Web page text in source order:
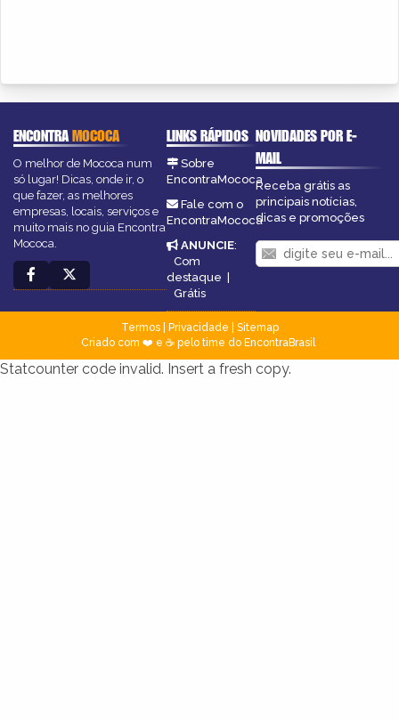
ENCONTRAMOCOCA
O melhor de Mococa num
só lugar! Dicas, onde ir, o
que fazer, as melhores
empresas, locais, serviços e
muito mais no guia Encontra
Mococa.
LINKS RÁPIDOS
Sobre
EncontraMococa
Fale com o
EncontraMococa
ANUNCIE:
Com
destaque |
Grátis
NOVIDADES POR E-
MAIL
Receba grátis as
principais notícias,
dicas e promoções
Termos| Privacidade
Sitemap
Criado com ❤️ e ☕ pelo time do EncontraBrasil
Statcounter code invalid. Insert a fresh copy.